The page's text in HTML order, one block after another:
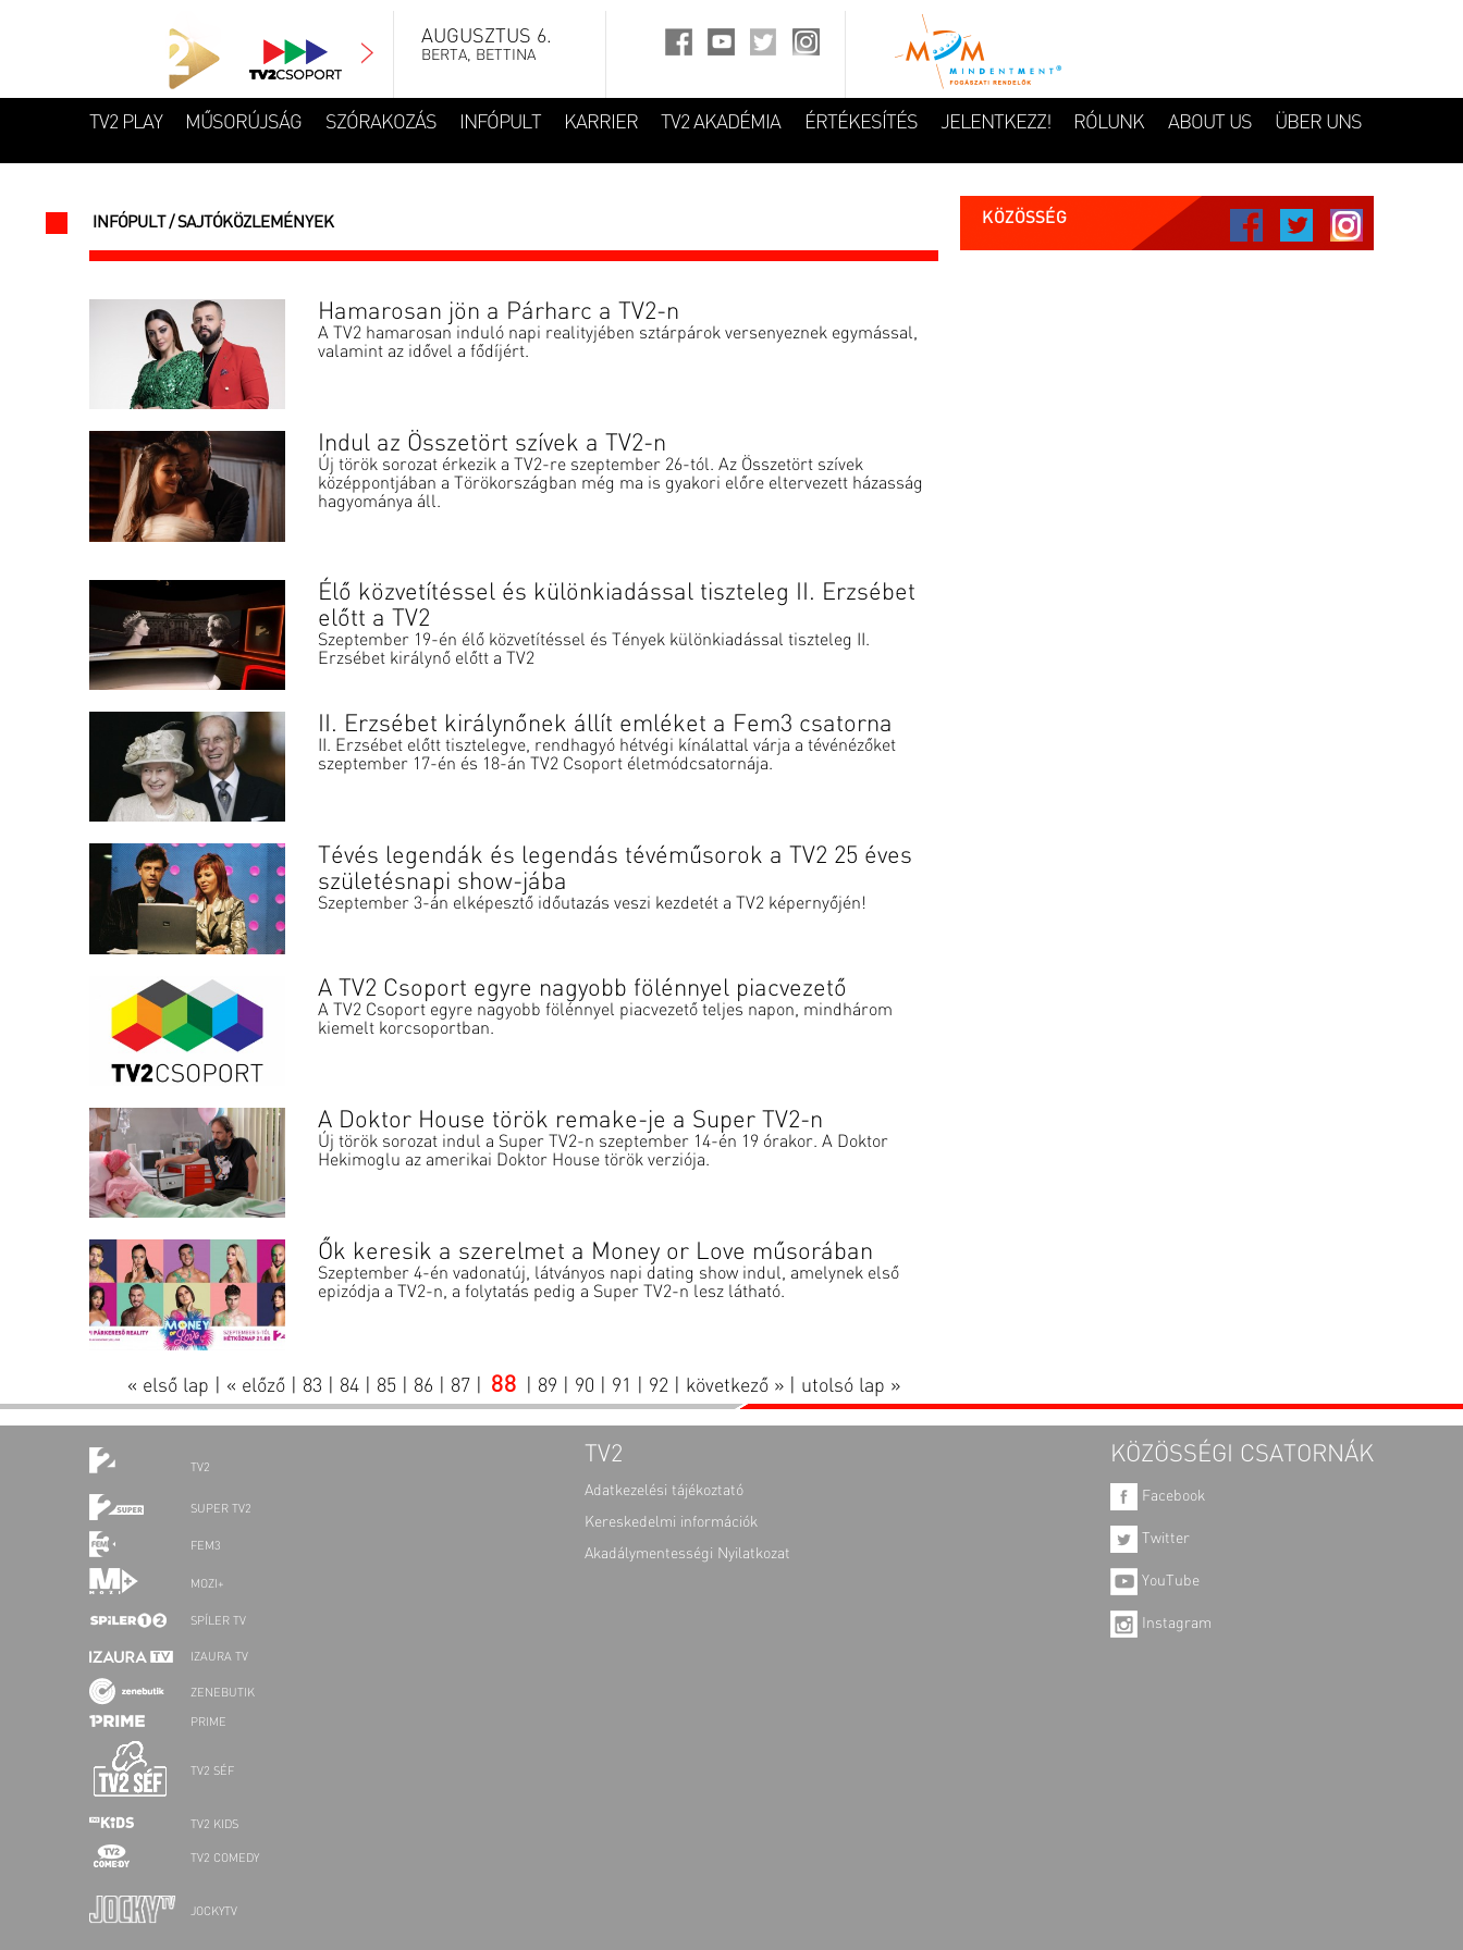
AUGUSZTUS 6.
BERTA, BETTINA
TV2 PLAY MŰSORÚJSÁG SZÓRAKOZÁS INFÓPULT KARRIER TV2 AKADÉMIA ÉRTÉKESÍTÉS JELENTKEZZ! RÓLUNK ABOUT US ÜBER UNS
INFÓPULT / SAJTÓKÖZLEMÉNYEK
Hamarosan jön a Párharc a TV2-n
A TV2 hamarosan induló napi realityjében sztárpárok versenyeznek egymással,
valamint az idővel a fődíjért.
Indul az Összetört szívek a TV2-n
Új török sorozat érkezik a TV2-re szeptember 26-tól. Az Összetört szívek
középpontjában a Törökországban még ma is gyakori előre eltervezett házasság
hagyománya áll.
Élő közvetítéssel és különkiadással tiszteleg II. Erzsébet
előtt a TV2
Szeptember 19-én élő közvetítéssel és Tények különkiadással tiszteleg II.
Erzsébet királynő előtt a TV2
II. Erzsébet királynőnek állít emléket a Fem3 csatorna
II. Erzsébet előtt tisztelegve, rendhagyó hétvégi kínálattal várja a tévénézőket
szeptember 17-én és 18-án TV2 Csoport életmódcsatornája.
Tévés legendák és legendás tévéműsorok a TV2 25 éves
születésnapi show-jába
Szeptember 3-án elképesztő időutazás veszi kezdetét a TV2 képernyőjén!
A TV2 Csoport egyre nagyobb fölénnyel piacvezető
A TV2 Csoport egyre nagyobb fölénnyel piacvezető teljes napon, mindhárom
kiemelt korcsoportban.
A Doktor House török remake-je a Super TV2-n
Új török sorozat indul a Super TV2-n szeptember 14-én 19 órakor. A Doktor
Hekimoglu az amerikai Doktor House török verziója.
Ők keresik a szerelmet a Money or Love műsorában
Szeptember 4-én vadonatúj, látványos napi dating show indul, amelynek első
epizódja a TV2-n, a folytatás pedig a Super TV2-n lesz látható.
« első lap « előző 83 84 85 86 87 88 89 90 91 92 következő » utolsó lap »
KÖZÖSSÉG
TV2
SUPER TV2
FEM3
MOZI+
SPÍLER TV
IZAURA TV
ZENEBUTIK
PRIME
TV2 SÉF
TV2 KIDS
TV2 COMEDY
JOCKYTV
TV2
Adatkezelési tájékoztató
Kereskedelmi információk
Akadálymentességi Nyilatkozat
KÖZÖSSÉGI CSATORNÁK
Facebook
Twitter
YouTube
Instagram